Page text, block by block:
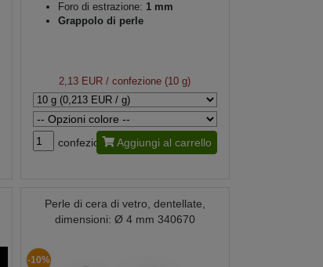
Foro di estrazione: 1 mm
Grappolo di perle
2,13 EUR / confezione (10 g)
confezione Aggiungi al carrello
Perle di cera di vetro, dentellate,
dimensioni: Ø 4 mm 340670
-10%